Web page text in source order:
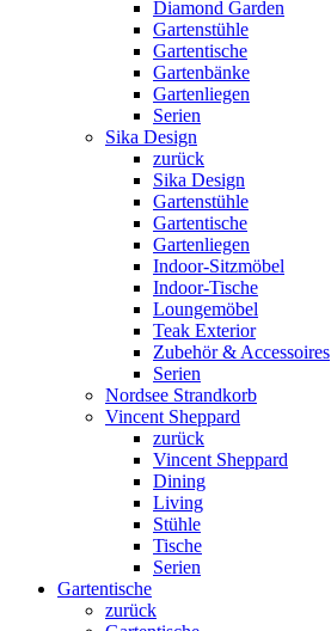
Diamond Garden
Gartenstühle
Gartentische
Gartenbänke
Gartenliegen
Serien
Sika Design
zurück
Sika Design
Gartenstühle
Gartentische
Gartenliegen
Indoor-Sitzmöbel
Indoor-Tische
Loungemöbel
Teak Exterior
Zubehör & Accessoires
Serien
Nordsee Strandkorb
Vincent Sheppard
zurück
Vincent Sheppard
Dining
Living
Stühle
Tische
Serien
Gartentische
zurück